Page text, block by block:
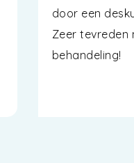
door een
Zeer tevreden
behandeling!